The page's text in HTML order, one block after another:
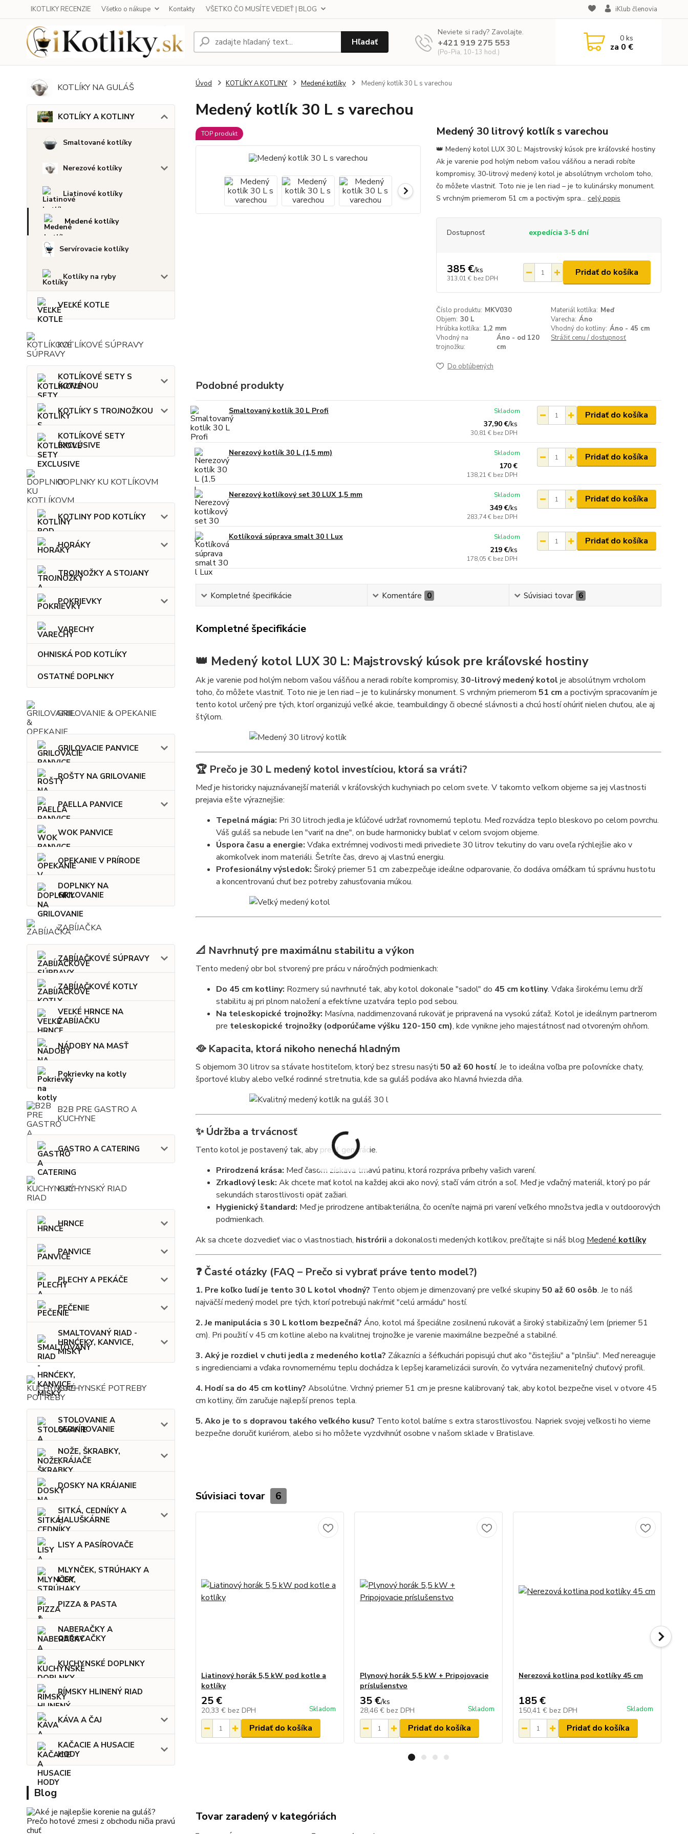
IKOTLIKY RECENZIE Všetko o nákupe Kontakty VŠETKO ČO MUSÍTE VEDIEŤ | BLOG iKlub členovia
Hľadať
Neviete si rady? Zavolajte.
+421 919 275 553
(Po-Pia, 10-13 hod.)
0ks
za 0 €
KOTLÍKY NA GULÁŠ
KOTLÍKY A KOTLINY
Smaltované kotlíky
Nerezové kotlíky
Liatinové kotlíky
Medené kotlíky
Servírovacie kotlíky
Kotlíky na ryby
VEĽKÉ KOTLE
KOTLÍKOVÉ SÚPRAVY
KOTLÍKOVÉ SETY S
KOTLINOU
KOTLÍKY S TROJNOŽKOU
KOTLÍKOVÉ SETY
EXCLUSIVE
DOPLNKY KU KOTLÍKOVM
KOTLINY POD KOTLÍKY
HORÁKY
TROJNOŽKY A STOJANY
POKRIEVKY
VARECHY
OHNISKÁ POD KOTLÍKY
OSTATNÉ DOPLNKY
GRILOVANIE & OPEKANIE
GRILOVACIE PANVICE
ROŠTY NA GRILOVANIE
PAELLA PANVICE
WOK PANVICE
OPEKANIE V PRÍRODE
DOPLNKY NA
GRILOVANIE
ZABÍJAČKA
ZABÍJAČKOVÉ SÚPRAVY
ZABÍJAČKOVÉ KOTLY
VEĽKÉ HRNCE NA
ZABÍJAČKU
NÁDOBY NA MASŤ
Pokrievky na kotly
B2B PRE GASTRO A
KUCHYNE
GASTRO A CATERING
KUCHYNSKÝ RIAD
HRNCE
PANVICE
PLECHY A PEKÁČE
PEČENIE
SMALTOVANÝ RIAD -
HRNĆEKY, KANVICE,
MISKY
KUCHYNSKÉ POTREBY
STOLOVANIE A
SERVÍROVANIE
NOŽE, ŠKRABKY,
KRÁJAČE
DOSKY NA KRÁJANIE
SITKÁ, CEDNÍKY A
HALUŠKÁRNE
LISY A PASÍROVAČE
MLYNČEK, STRÚHAKY A
LISY
PIZZA & PASTA
NABERAČKY A
OBRACAČKY
KUCHYNSKÉ DOPLNKY
RÍMSKY HLINENÝ RIAD
KÁVA A ČAJ
KAČACIE A HUSACIE
HODY
Blog
Úvod KOTLÍKY A KOTLINY Medené kotlíky Medený kotlík 30 L s varechou
Medený kotlík 30 L s varechou
TOP produkt Medený 30 litrový kotlík s varechou
👑 Medený kotol LUX 30 L: Majstrovský kúsok pre kráľovské hostiny
Ak je varenie pod holým nebom vašou vášňou a neradi robíte
kompromisy, 30-litrový medený kotol je absolútnym vrcholom toho,
čo môžete vlastniť. Toto nie je len riad – je to kulinársky monument.
S vrchným priemerom 51 cm a poctivým spra... celý popis
Dostupnosť expedícia 3-5 dní
385 €/ks
313,01 € bez DPH
Pridať do košíka
Číslo produktu: MKV030 Materiál kotlíka: Meď
Objem: 30 L Varecha: Áno
Hrúbka kotlíka: 1,2 mm Vhodný do kotliny: Áno - 45 cm
Vhodný na
trojnožku:
Áno - od 120
cm
Strážiť cenu / dostupnosť
Do obľúbených
Podobné produkty
Smaltovaný kotlík 30 L Profi
37,90 €/ks
30,81 € bez DPH
Skladom Pridať do košíka
Nerezový kotlík 30 L (1,5 mm)
170 €
138,21 € bez DPH
Skladom Pridať do košíka
Nerezový kotlíkový set 30 LUX 1,5 mm
349 €/ks
283,74 € bez DPH
Skladom Pridať do košíka
Kotlíková súprava smalt 30 l Lux
219 €/ks
178,05 € bez DPH
Skladom Pridať do košíka
Kompletné špecifikácie Komentáre 0 Súvisiaci tovar 6
Kompletné špecifikácie
👑 Medený kotol LUX 30 L: Majstrovský kúsok pre kráľovské hostiny
Ak je varenie pod holým nebom vašou vášňou a neradi robíte kompromisy, 30-litrový medený kotol je absolútnym vrcholom
toho, čo môžete vlastniť. Toto nie je len riad – je to kulinársky monument. S vrchným priemerom 51 cm a poctivým spracovaním je
tento kotol určený pre tých, ktorí organizujú veľké akcie, teambuildingy či obecné slávnosti a chcú hostí ohúriť nielen chuťou, ale aj
štýlom.
🏆 Prečo je 30 L medený kotol investíciou, ktorá sa vráti?
Meď je historicky najuznávanejší materiál v kráľovských kuchyniach po celom svete. V takomto veľkom objeme sa jej vlastnosti
prejavia ešte výraznejšie:
Tepelná mágia: Pri 30 litroch jedla je kľúčové udržať rovnomernú teplotu. Meď rozvádza teplo bleskovo po celom povrchu.
Váš guláš sa nebude len "variť na dne", on bude harmonicky bublať v celom svojom objeme.
Úspora času a energie: Vďaka extrémnej vodivosti medi privediete 30 litrov tekutiny do varu oveľa rýchlejšie ako v
akomkoľvek inom materiáli. Šetríte čas, drevo aj vlastnú energiu.
Profesionálny výsledok: Široký priemer 51 cm zabezpečuje ideálne odparovanie, čo dodáva omáčkam tú správnu hustotu
a koncentrovanú chuť bez potreby zahusťovania múkou.
📐 Navrhnutý pre maximálnu stabilitu a výkon
Tento medený obr bol stvorený pre prácu v náročných podmienkach:
Do 45 cm kotliny: Rozmery sú navrhnuté tak, aby kotol dokonale "sadol" do 45 cm kotliny. Vďaka širokému lemu drží
stabilitu aj pri plnom naložení a efektívne uzatvára teplo pod sebou.
Na teleskopické trojnožky: Masívna, naddimenzovaná rukoväť je pripravená na vysokú záťaž. Kotol je ideálnym partnerom
pre teleskopické trojnožky (odporúčame výšku 120-150 cm), kde vynikne jeho majestátnosť nad otvoreným ohňom.
🥘 Kapacita, ktorá nikoho nenechá hladným
S objemom 30 litrov sa stávate hostiteľom, ktorý bez stresu nasýti 50 až 60 hostí. Je to ideálna voľba pre poľovnícke chaty,
športové kluby alebo veľké rodinné stretnutia, kde sa guláš podáva ako hlavná hviezda dňa.
✨ Údržba a trvácnosť
Tento kotol je postavený tak, aby prežil generácie.
Prirodzená krása: Meď časom získava tmavú patinu, ktorá rozpráva príbehy vašich varení.
Zrkadlový lesk: Ak chcete mať kotol na každej akcii ako nový, stačí vám citrón a soľ. Meď je vďačný materiál, ktorý po pár
sekundách starostlivosti opäť zažiari.
Hygienický štandard: Meď je prirodzene antibakteriálna, čo oceníte najmä pri varení veľkého množstva jedla v outdoorových
podmienkach.
Ak sa chcete dozvedieť viac o vlastnostiach, histrórii a dokonalosti medených kotlíkov, prečítajte si náš blog Medené kotlíky
❓ Časté otázky (FAQ – Prečo si vybrať práve tento model?)
1. Pre koľko ľudí je tento 30 L kotol vhodný? Tento objem je dimenzovaný pre veľké skupiny50 až 60 osôb. Je to náš
najväčší medený model pre tých, ktorí potrebujú nakŕmiť "celú armádu" hostí.
2. Je manipulácia s 30 L kotlom bezpečná? Áno, kotol má špeciálne zosilnenú rukoväť a široký stabilizačný lem (priemer 51
cm). Pri použití v 45 cm kotline alebo na kvalitnej trojnožke je varenie maximálne bezpečné a stabilné.
3. Aký je rozdiel v chuti jedla z medeného kotla? Zákazníci a šéfkuchári popisujú chuť ako "čistejšiu" a "plnšiu". Meď nereaguje
s ingredienciami a vďaka rovnomernému teplu dochádza k lepšej karamelizácii surovín, čo vytvára nezameniteľný chuťový profil.
4. Hodí sa do 45 cm kotliny? Absolútne. Vrchný priemer 51 cm je presne kalibrovaný tak, aby kotol bezpečne visel v otvore 45
cm kotliny, čím zaručuje najlepší prenos tepla.
5. Ako je to s dopravou takého veľkého kusu? Tento kotol balíme s extra starostlivosťou. Napriek svojej veľkosti ho vieme
bezpečne doručiť kuriérom, alebo si ho môžete vyzdvihnúť osobne v našom sklade v Bratislave.
Súvisiaci tovar 6
Liatinový horák 5,5 kW pod kotle a
kotlíky
25 €
20,33 € bez DPH Skladom
Pridať do košíka
Plynový horák 5,5 kW + Pripojovacie
príslušenstvo
35 €/ks
28,46 € bez DPH Skladom
Pridať do košíka
Nerezová kotlina pod kotlíky 45 cm
185 €
150,41 € bez DPH Skladom
Pridať do košíka
Tovar zaradený v kategóriách